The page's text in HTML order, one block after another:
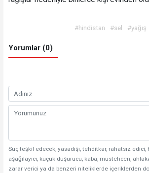
#hindistan #sel #yağış
Yorumlar (0)
Suç teşkil edecek, yasadışı, tehditkar, rahatsız
aşağılayıcı, küçük düşürücü, kaba, müstehcen,
zarar verici ya da benzeri niteliklerde içeriklerden